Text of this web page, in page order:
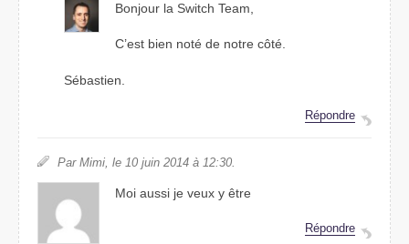
Bonjour la Switch Team
C’est bien noté de notre côté.
Sébastien.
Répondre
Par Mimi, le 10 juin 2014 à 12:30.
Moi aussi je veux y être
Répondre